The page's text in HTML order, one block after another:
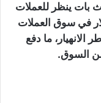
بات ينظر للعملات
في سوق العملات
ما دفع
السوق.